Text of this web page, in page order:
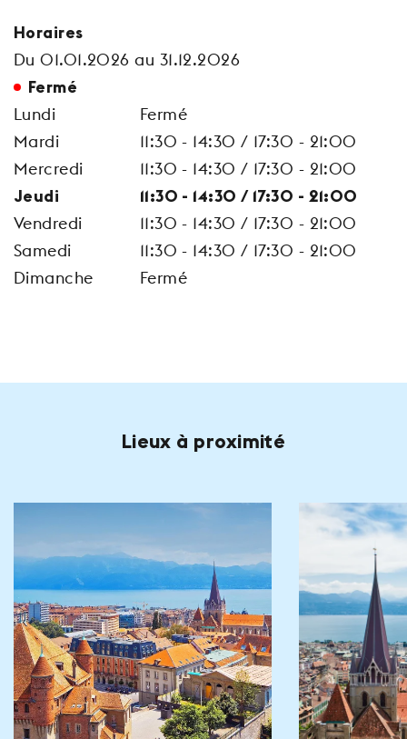
Horaires
Du 01.01.2026 au 31.12.2026
Fermé
Lundi
Fermé
Mardi
11:30 - 14:30 / 17:30 - 21:00
Mercredi
11:30 - 14:30 / 17:30 - 21:00
Jeudi 11:30 - 14:30 / 17:30 - 21:00
Vendredi
11:30 - 14:30 / 17:30 - 21:00
Samedi
11:30 - 14:30 / 17:30 - 21:00
Dimanche
Fermé
Lieux à proximité